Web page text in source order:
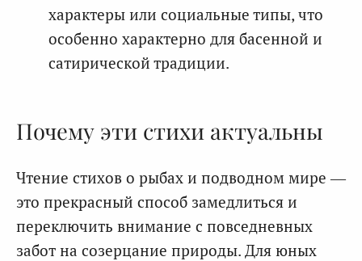
характеры или социальные типы, что
особенно характерно для басенной и
сатирической традиции.
Почему эти стихи актуальны
Чтение стихов о рыбах и подводном мире —
это прекрасный способ замедлиться и
переключить внимание с повседневных
забот на созерцание природы. Для юных